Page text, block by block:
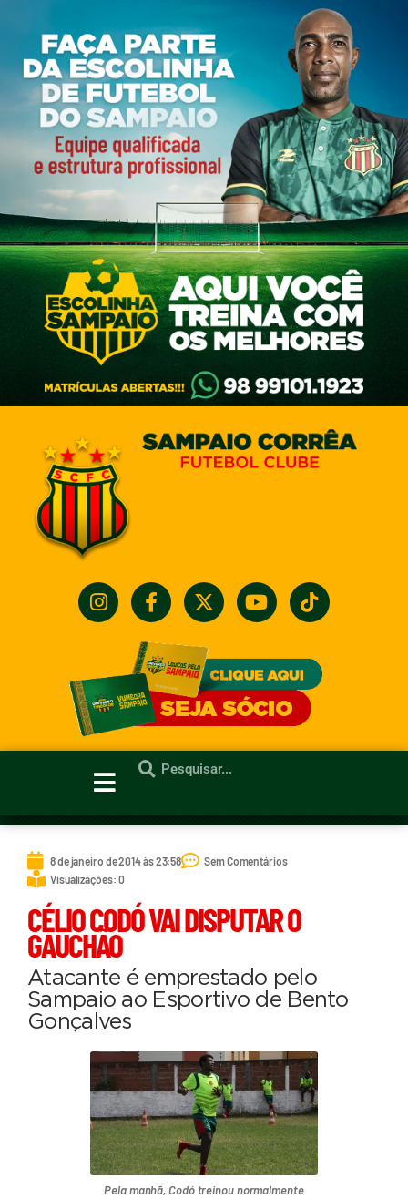
8 de janeiro de 2014 às 23:58
Sem Comentários
Visualizações: 0
CÉLIO CODÓ VAI DISPUTAR O
GAUCHÃO
Atacante é emprestado pelo
Sampaio ao Esportivo de Bento
Gonçalves
Pela manhã, Codó treinou normalmente